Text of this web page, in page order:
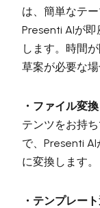
は、簡単なテ
Presenti AIが
します。時間
草案が必要な場
・ファイル変換
テンツをお持
で、Presenti
に変換します。
・テンプレート